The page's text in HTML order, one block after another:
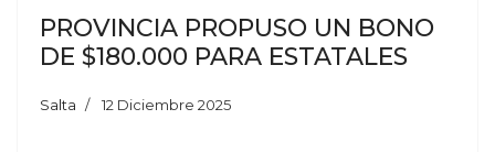
PROVINCIA PROPUSO UN BONO
DE $180.000 PARA ESTATALES
Salta 12 Diciembre 2025